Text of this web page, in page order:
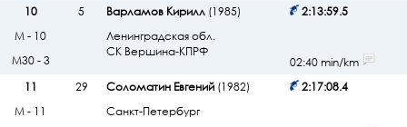
10
5 Варламов Кирилл(1985)
Ленинградская обл.
СК Вершина-КПРФ
2:13:59.5
М - 10
М30 - 3
02:40 min/km
11
29 Соломатин Евгений(1982)
Санкт-Петербург
2:17:08.4
М - 11